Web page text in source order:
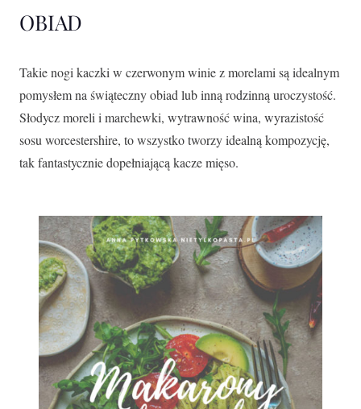
OBIAD
Takie nogi kaczki w czerwonym winie z morelami są idealnym
pomysłem na świąteczny obiad lub inną rodzinną uroczystość.
Słodycz moreli i marchewki, wytrawność wina, wyrazistość
sosu worcestershire, to wszystko tworzy idealną kompozycję,
tak fantastycznie dopełniającą kacze mięso.